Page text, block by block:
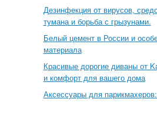
Дезинфекция от вирусов,
тумана и борьба с грызунами.
Белый цемент в России и
материала
Красивые дорогие диваны от
и комфорт для вашего дома
Аксессуары для